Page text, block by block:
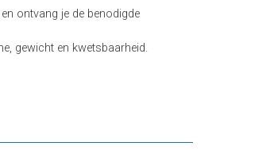
ontvang je de benodigde
gewicht en kwetsbaarheid.